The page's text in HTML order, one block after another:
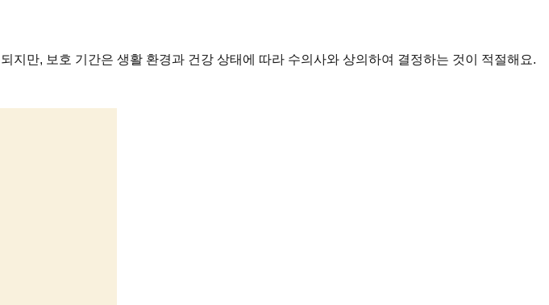
지만, 보호 기간은 생활 환경과 건강 상태에 따라 수의사와 상의하여 결정하는 것이 적절해요.